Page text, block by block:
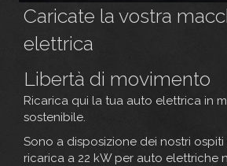
Caricate la vostra
elettrica
Libertà di movimento
Ricarica qui la tua auto elettrica in
sostenibile.
Sono a disposizione dei nostri
ricarica a 22 kW per auto elettriche